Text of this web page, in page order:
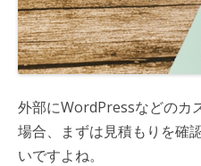
外部にWordPressなどのカ
場合、まずは見積もりを確
いですよね。